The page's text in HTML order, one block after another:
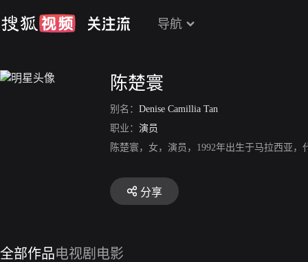
导航
陈楚寰
别名： Denise Camillia Tan
职业： 演员
陈楚寰，女，演员，1992年出生于马拉西亚
分享
全部作品电视剧 电影